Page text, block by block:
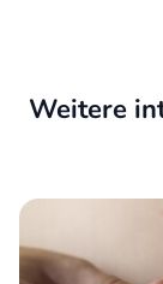
Weitere